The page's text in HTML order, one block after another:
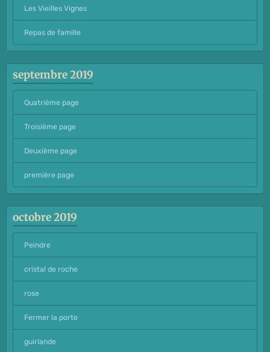
Les Vieilles Vignes
Repas de famille
septembre 2019
Quatrième page
Troisième page
Deuxième page
première page
octobre 2019
Peindre
cristal de roche
rose
Fermer la porte
guirlande